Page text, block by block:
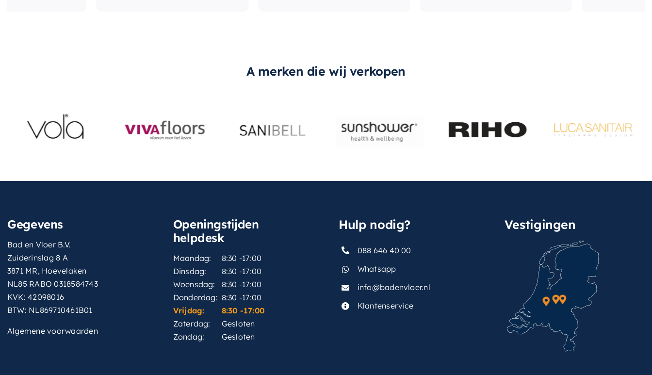
A merken die wij verkopen
Gegevens
Bad en Vloer B.V.
Zuiderinslag 8 A
3871 MR, Hoevelaken
NL85 RABO 0318584743
KVK: 42098016
BTW: NL869710461B01
Algemene voorwaarden
Openingstijden
helpdesk
Maandag:
8:30 -17:00
Dinsdag:
8:30 -17:00
Woensdag:
8:30 -17:00
Donderdag: 8:30 -17:00
Vrijdag:
8:30 -17:00
Zaterdag:
Gesloten
Zondag:
Gesloten
Hulp nodig?
088 646 40 00
Whatsapp
info@badenvloer.nl
Klantenservice
Vestigingen